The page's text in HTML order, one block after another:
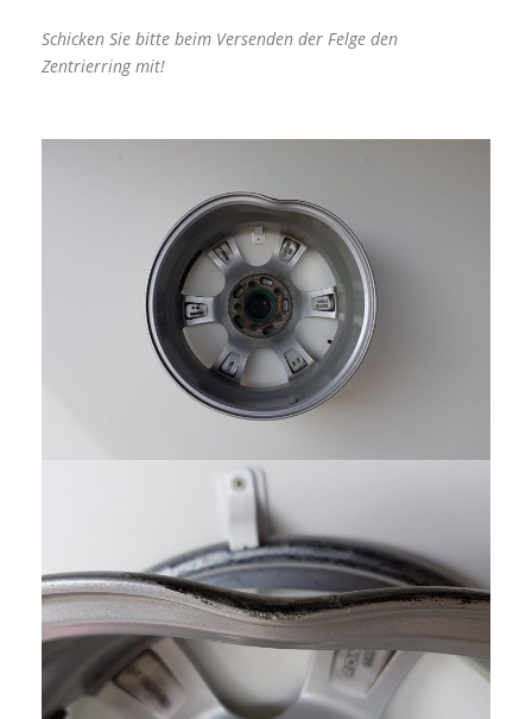
Schicken Sie bitte beim Versenden der Felge den
Zentrierring mit!